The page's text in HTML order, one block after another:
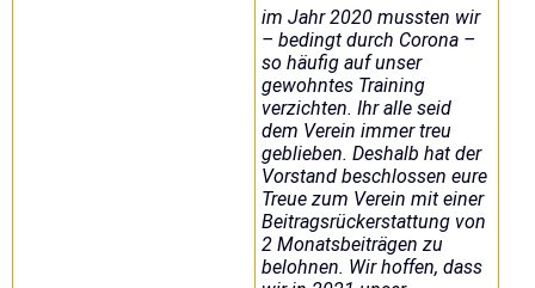
im Jahr 2020 mussten wir
– bedingt durch Corona –
so häufig auf unser
gewohntes Training
verzichten. Ihr alle seid
dem Verein immer treu
geblieben. Deshalb hat der
Vorstand beschlossen eure
Treue zum Verein mit einer
Beitragsrückerstattung von
2 Monatsbeiträgen zu
belohnen. Wir hoffen, dass